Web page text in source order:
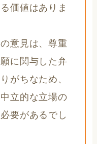
価値はありま
意見は、尊重
に関与した弁
がちなため、
立的な立場の
要があるでし